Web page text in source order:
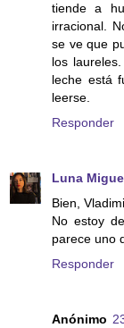
tiende a
irracional.
se ve que
los
leche está
leerse.
Responder
Luna
Bien,
No estoy
parece uno
Responder
Anónimo